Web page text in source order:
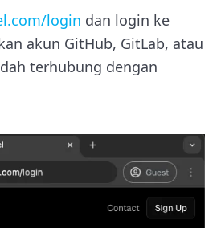
login dan login ke
akun GitHub, GitLab, atau
terhubung dengan